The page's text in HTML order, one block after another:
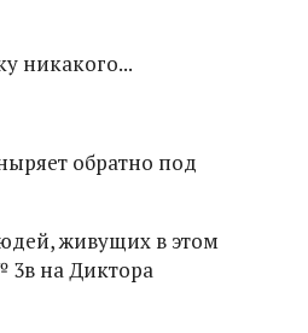
никакого...
обратно под
живущих в этом
3в на Диктора